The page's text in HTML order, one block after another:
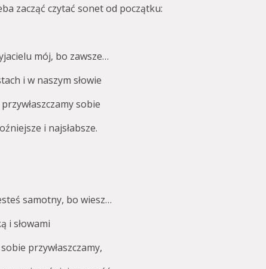
zacząć czytać sonet od początku:
mój, bo zawsze…
i w naszym słowie
sobie
i najsłabsze.
samotny, bo wiesz…
i słowami
przywłaszczamy,